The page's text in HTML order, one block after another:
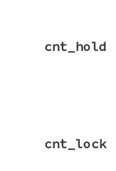
cnt_hold
cnt_lock